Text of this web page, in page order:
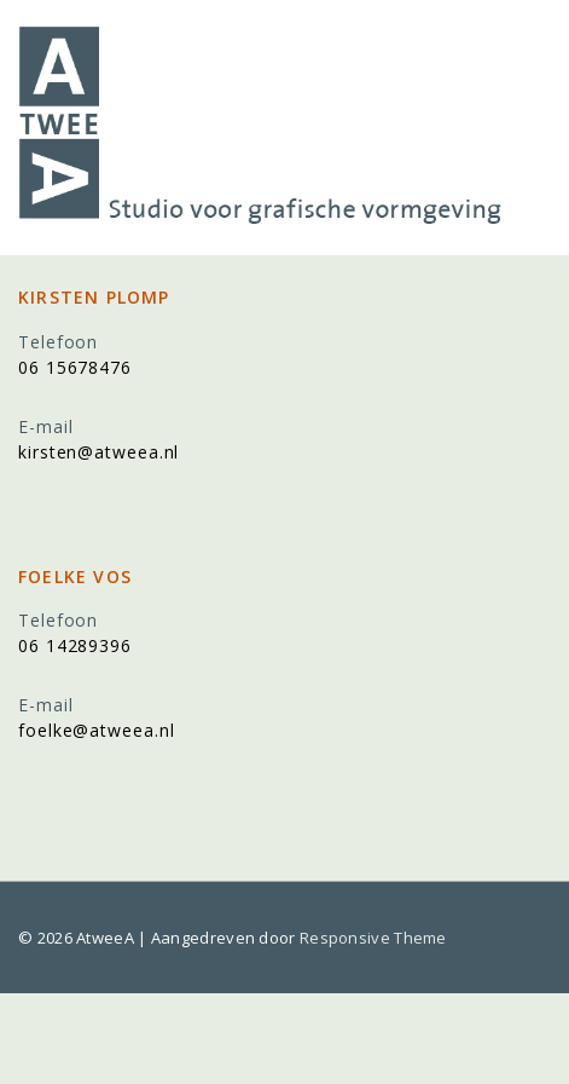
Doorgaan
hoofdinhoud
KIRSTEN PLOMP
Telefoon
06 15678476
E-mail
kirsten@atweea.nl
FOELKE VOS
Telefoon
06 14289396
E-mail
foelke@atweea.nl
© 2026AtweeA | Aangedreven door Responsive Theme